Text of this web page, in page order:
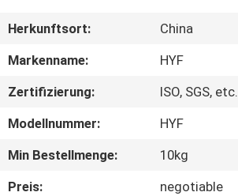
ÜBER
UNS
FABRIK-
AUSFLUG
QUALITÄTSKONTROLLE
Herkunftsort:
China
Markenname:
HYF
Zertifizierung:
ISO, SGS, etc.
Modellnummer:
HYF
Min Bestellmenge:
10kg
Preis:
negotiable